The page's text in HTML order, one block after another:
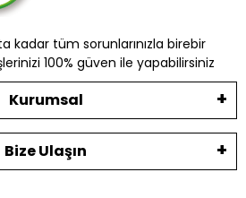
kadar tüm sorunlarınızla birebir
100% güven ile yapabilirsiniz
Kurumsal
Bize Ulaşın